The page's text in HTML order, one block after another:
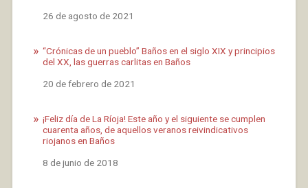
Fecha
26 de agosto de 2021
“Crónicas de un pueblo” Baños en el siglo XIX y principios
del XX, las guerras carlitas en Baños
Fecha
20 de febrero de 2021
¡Feliz día de La Ríoja! Este año y el siguiente se cumplen
cuarenta años, de aquellos veranos reivindicativos
riojanos en Baños
Fecha
8 de junio de 2018